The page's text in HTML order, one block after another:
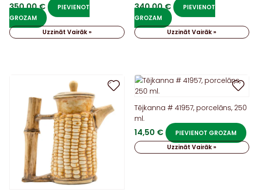
350,00€
PIEVIENOT
GROZAM
Uzzināt Vairāk »
340,00€
PIEVIENOT
GROZAM
Uzzināt Vairāk »
Tējkanna # 41957, porcelāns, 250
ml.
14,50 €
PIEVIENOT GROZAM
Uzzināt Vairāk »